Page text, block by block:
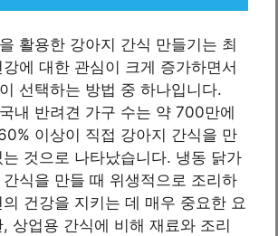
활용한 강아지 간식 만들기는 최
에 대한 관심이 크게 증가하면서
선택하는 방법 중 하나입니다.
내 반려견 가구 수는 약 700만에
이상이 직접 강아지 간식을 만
는 것으로 나타났습니다. 냉동 닭가
식을 만들 때 위생적으로 조리하
건강을 지키는 데 매우 중요한 요
상업용 간식에 비해 재료와 조리